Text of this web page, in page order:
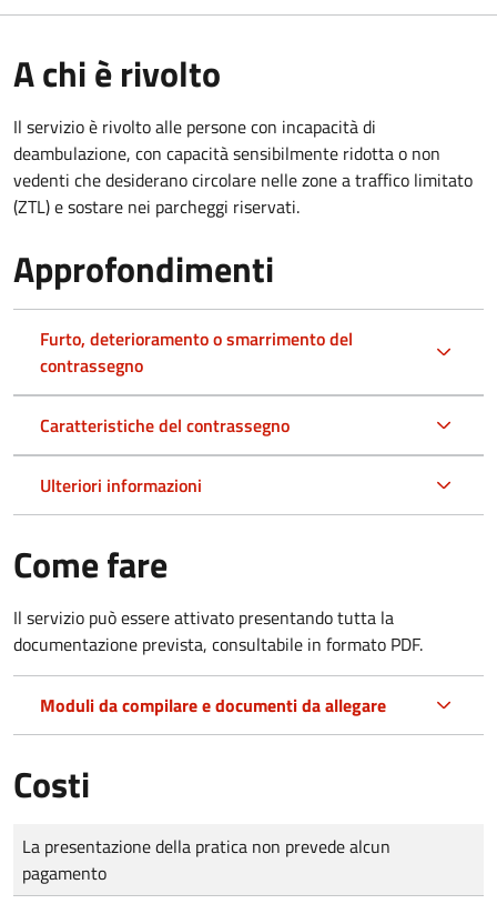
A chi è rivolto
Il servizio è rivolto alle persone con incapacità di
deambulazione, con capacità sensibilmente ridotta o non
vedenti che desiderano circolare nelle zone a traffico limitato
(ZTL) e sostare nei parcheggi riservati.
Approfondimenti
Furto, deterioramento o smarrimento del
contrassegno
Caratteristiche del contrassegno
Ulteriori informazioni
Come fare
Il servizio può essere attivato presentando tutta la
documentazione prevista, consultabile in formato PDF.
Moduli da compilare e documenti da allegare
Costi
Tipo di pagamento
Importo
La presentazione della pratica non prevede alcun
pagamento